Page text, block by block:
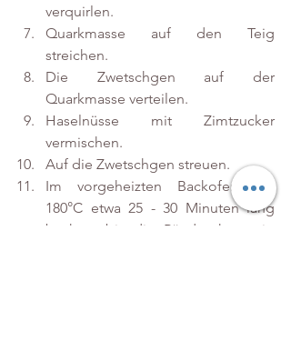
verquirlen.
Quarkmasse auf den Teig
streichen.
Die Zwetschgen auf der
Quarkmasse verteilen.
Haselnüsse mit Zimtzucker
vermischen.
Auf die Zwetschgen streuen.
Im vorgeheizten Backofen bei
180°C etwa 25 - 30 Minuten lang
backen, bis die Ränder knusprig